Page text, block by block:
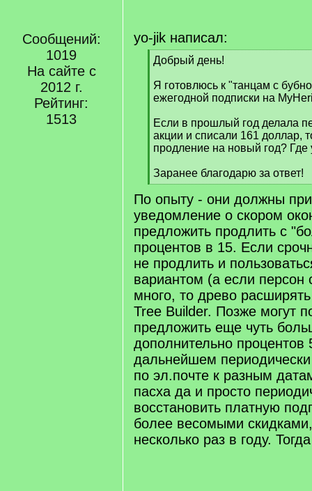
Сообщений:
1019
На сайте с
2012 г.
Рейтинг:
1513
yo-jik написал:
[
]
Добрый день!
Я готовлюсь к "танцам с
ежегодной подписки на
Если в прошлый год делала
акции и списали 161 доллар,
продление на новый год? Где
Заранее благодарю за ответ!
[
/
q
]
По опыту - они должны
уведомление о скором
предложить продлить с
процентов в 15. Если
не продлить и
вариантом (а если персон
много, то древо
Tree Builder. Позже могут
предложить еще чуть
дополнительно процентов
дальнейшем периодически
по эл.почте к разным
пасха да и просто
восстановить платную
более весомыми
несколько раз в году.